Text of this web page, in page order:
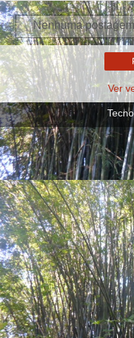
Nenhuma
Ver